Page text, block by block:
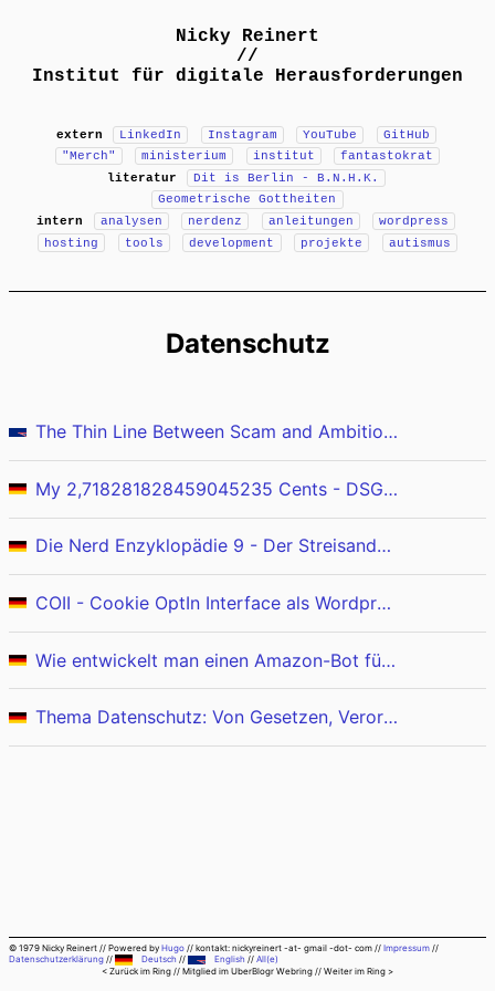
Nicky Reinert
//
Institut für digitale Herausforderungen
extern LinkedIn Instagram YouTube
GitHub
"Merch"
ministerium institut
fantastokrat
literatur
Dit is Berlin - B.N.H.K.
Geometrische Gottheiten
intern
analysen nerdenz anleitungen
wordpress
hosting
tools development projekte autismus
Datenschutz
The Thin Line Between Scam and Ambitious Entrepreneurship
My 2,718281828459045235 Cents - DSGVO-Entschärfung für KMUs: Überfällig!
Die Nerd Enzyklopädie 9 - Der Streisand-Effekt
COII - Cookie OptIn Interface als Wordpress Plugin
Wie entwickelt man einen Amazon-Bot für Telegramm?
Thema Datenschutz: Von Gesetzen, Verordnungen und Richtlinien
© 1979 Nicky Reinert // Powered by Hugo // kontakt: nickyreinert -at- gmail -dot- com // Impressum //
Datenschutzerklärung // Deutsch // English // All(e)
< Zurück im Ring // Mitglied im UberBlogr Webring // Weiter im Ring >